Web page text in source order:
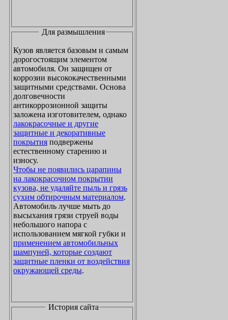
Для размышления
Кузов является базовым и самым
дорогостоящим элементом
автомобиля. Он защищен от
коррозии высококачественными
защитными средствами. Основа
долговечности
антикоррозионной защиты
заложена изготовителем, однако
лакокрасочные и другие
защитные и декоративные
покрытия подвержены
естественному старению и
износу.
Чтобы не появились царапины
на лакокрасочном покрытии
кузова, не удаляйте пыль и грязь
сухим обтирочным материалом.
Автомобиль лучше мыть до
высыхания грязи струей воды
небольшого напора с
использованием мягкой губки и
применением автомобильных
шампуней, которые создают
защитные пленки от воздействия
окружающей среды.
История сайта